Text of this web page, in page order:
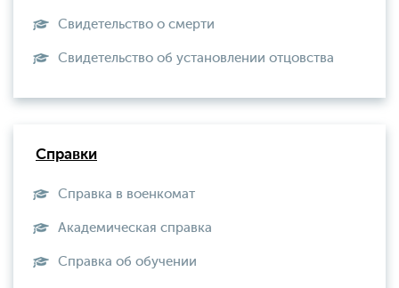
Свидетельство о смерти
Свидетельство об установлении отцовства
Справки
Справка в военкомат
Академическая справка
Справка об обучении